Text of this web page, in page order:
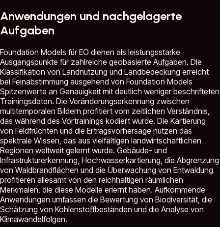
Anwendungen und nachgelagerte
Aufgaben
Foundation Models für EO dienen als leistungsstarke
Ausgangspunkte für zahlreiche geobasierte Aufgaben. Die
Klassifikation von Landnutzung und Landbedeckung erreicht
bei Feinabstimmung ausgehend von Foundation Models
Spitzenwerte an Genauigkeit mit deutlich weniger beschrifteten
Trainingsdaten. Die Veränderungserkennung zwischen
multitemporalen Bildern profitiert vom zeitlichen Verständnis,
das während des Vortrainings kodiert wurde. Die Kartierung
von Feldfrüchten und die Ertragsvorhersage nutzen das
spektrale Wissen, das aus vielfältigen landwirtschaftlichen
Regionen weltweit gelernt wurde. Gebäude- und
Infrastrukturerkennung, Hochwasserkartierung, die Abgrenzung
von Waldbrandflächen und die Überwachung von Entwaldung
profitieren allesamt von den reichhaltigen räumlichen
Merkmalen, die diese Modelle erlernt haben. Aufkommende
Anwendungen umfassen die Bewertung von Biodiversität, die
Schätzung von Kohlenstoffbeständen und die Analyse von
Klimawandelfolgen.